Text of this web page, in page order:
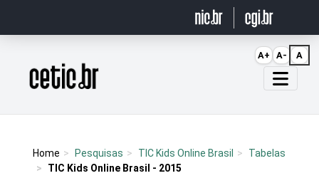
Página inicial
Home Pesquisas TIC Kids Online Brasil
Tabelas
TIC Kids Online Brasil - 2015
A+ A- A